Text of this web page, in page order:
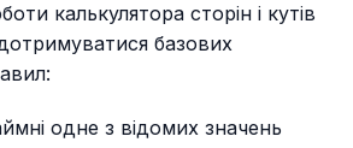
калькулятора сторін і кутів
базових
одне з відомих значень